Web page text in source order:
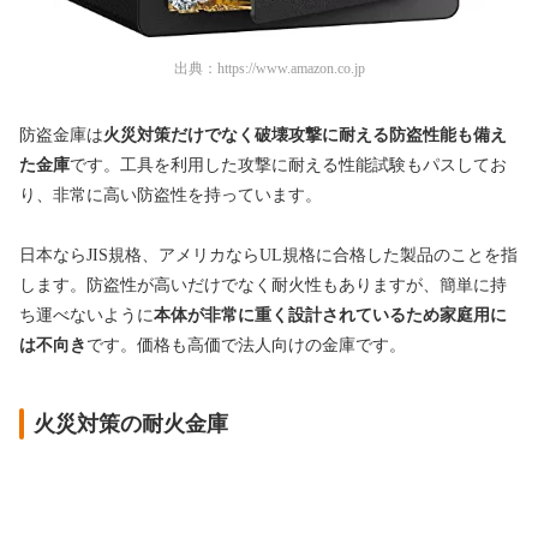
出典： https://www.amazon.co.jp
防盗金庫は火災対策だけでなく破壊攻撃に耐える防盗性能も備え
た金庫です。工具を利用した攻撃に耐える性能試験もパスしてお
り、非常に高い防盗性を持っています。
日本ならJIS規格、アメリカならUL規格に合格した製品のことを指
します。防盗性が高いだけでなく耐火性もありますが、簡単に持
ち運べないように本体が非常に重く設計されているため家庭用に
は不向き です。価格も高価で法人向けの金庫です。
火災対策の耐火金庫